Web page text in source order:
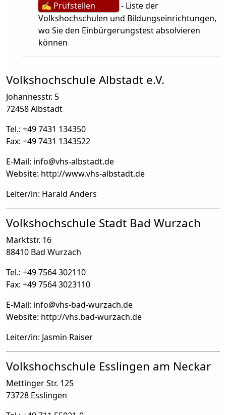
✍ Prüfstellen
- Liste der
Volkshochschulen und Bildungseinrichtungen,
wo Sie den Einbürgerungstest absolvieren
können
Volkshochschule Albstadt e.V.
Johannesstr. 5
72458 Albstadt
Tel.: +49 7431 134350
Fax: +49 7431 1343522
E-Mail: info@vhs-albstadt.de
Website: http://www.vhs-albstadt.de
Leiter/in: Harald Anders
Volkshochschule Stadt Bad Wurzach
Marktstr. 16
88410 Bad Wurzach
Tel.: +49 7564 302110
Fax: +49 7564 3023110
E-Mail: info@vhs-bad-wurzach.de
Website: http://vhs.bad-wurzach.de
Leiter/in: Jasmin Raiser
Volkshochschule Esslingen am Neckar
Mettinger Str. 125
73728 Esslingen